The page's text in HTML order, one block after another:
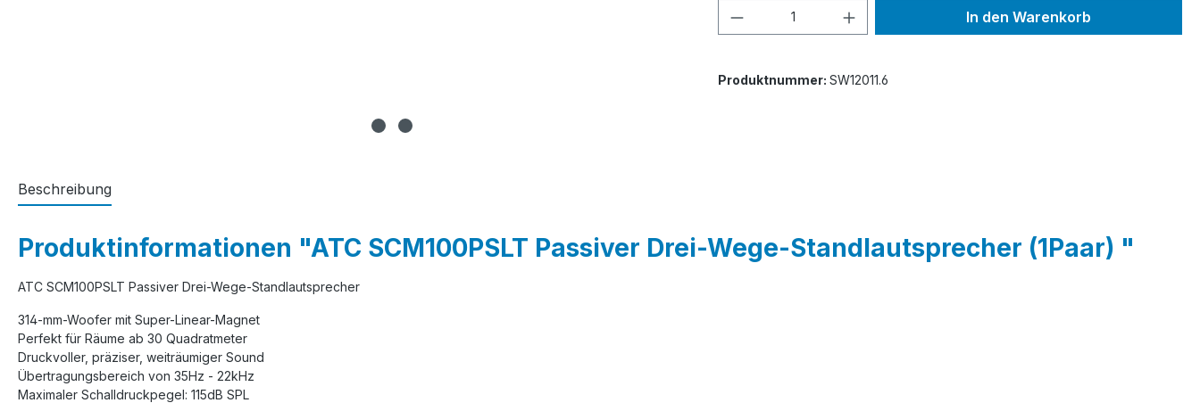
Produkt Anzahl: Gib den gewünschten Wert
In den Warenkorb
Produktnummer: SW12011.6
Beschreibung
Produktinformationen "ATC SCM100PSLT Passiver Drei-Wege-Standlautsprecher (1Paar) "
ATC SCM100PSLT Passiver Drei-Wege-Standlautsprecher
314-mm-Woofer mit Super-Linear-Magnet
Perfekt für Räume ab 30 Quadratmeter
Druckvoller, präziser, weiträumiger Sound
Übertragungsbereich von 35Hz - 22kHz
Maximaler Schalldruckpegel: 115dB SPL